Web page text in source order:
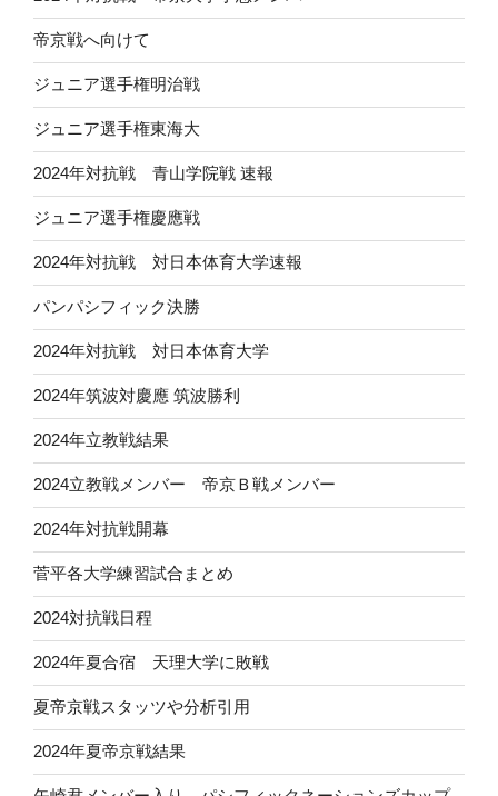
帝京戦へ向けて
ジュニア選手権明治戦
ジュニア選手権東海大
2024年対抗戦 青山学院戦 速報
ジュニア選手権慶應戦
2024年対抗戦 対日本体育大学速報
パンパシフィック決勝
2024年対抗戦 対日本体育大学
2024年筑波対慶應 筑波勝利
2024年立教戦結果
2024立教戦メンバー 帝京Ｂ戦メンバー
2024年対抗戦開幕
菅平各大学練習試合まとめ
2024対抗戦日程
2024年夏合宿 天理大学に敗戦
夏帝京戦スタッツや分析引用
2024年夏帝京戦結果